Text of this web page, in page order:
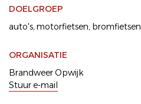
DOELGROEP
auto's motorfietsen bromfietsen
ORGANISATIE
Brandweer Opwijk
Stuur e-mail